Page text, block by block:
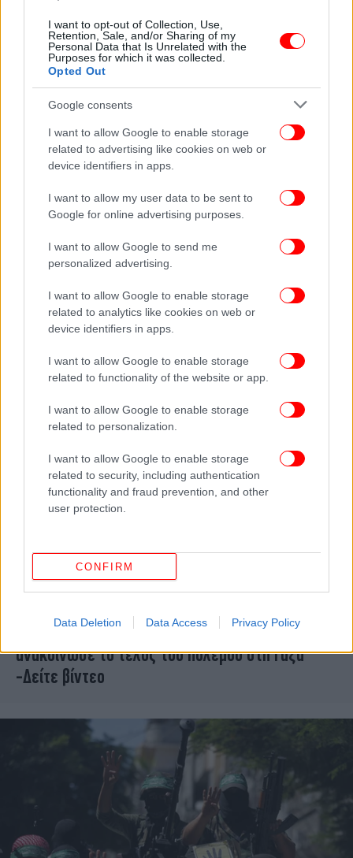
I want to opt-out of Collection, Use,
Retention, Sale, and/or Sharing of my
Personal Data that Is Unrelated with the
Purposes for which it was collected.
Opted Out
Google consents
I want to allow Google to enable storage
related to advertising like cookies on web or
device identifiers in apps.
I want to allow my user data to be sent to
Google for online advertising purposes.
I want to allow Google to send me
personalized advertising.
I want to allow Google to enable storage
related to analytics like cookies on web or
device identifiers in apps.
I want to allow Google to enable storage
related to functionality of the website or app.
I want to allow Google to enable storage
related to personalization.
I want to allow Google to enable storage
related to security, including authentication
functionality and fraud prevention, and other
user protection.
CONFIRM
Data Deletion Data Access Privacy Policy
ΚΟΣΜΟΣ 31/10/2025 21:21
Ο γηραιότερος και μακροβιότερος ηγέτης
κράτους στην υφήλιο -Η όγδοη θητεία ενός
πολιτικού «φαντάσματος»
ΚΟΣΜΟΣ 27/10/2025 14:39
πρόεδρος -Ο γηραιότερος ηγέτης στον κόσμο
Ο επικεφαλής διαπραγματευτής της Χαμάς
ανακοίνωσε το τέλος του πολέμου στη Γάζα
-Δείτε βίντεο